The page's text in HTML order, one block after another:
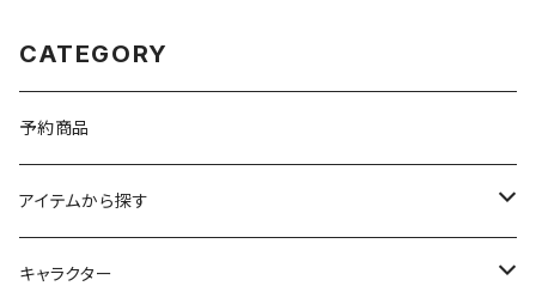
CATEGORY
予約商品
アイテムから探す
九谷焼
キャラクター